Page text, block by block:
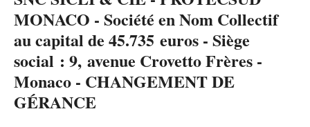
MONACO - Société en Nom Collectif
au capital de 45.735 euros - Siège
social : 9, avenue Crovetto Frères -
Monaco - CHANGEMENT DE
GÉRANCE